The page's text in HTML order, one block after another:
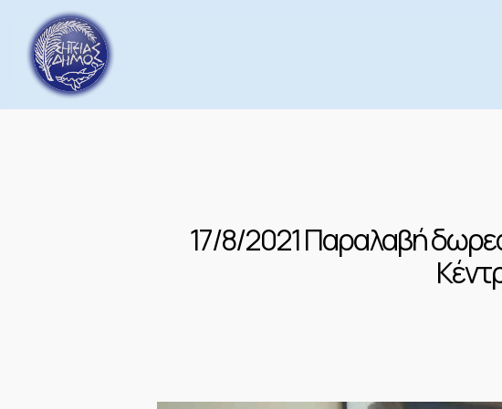
main
content
17/8/2021 Παραλαβή